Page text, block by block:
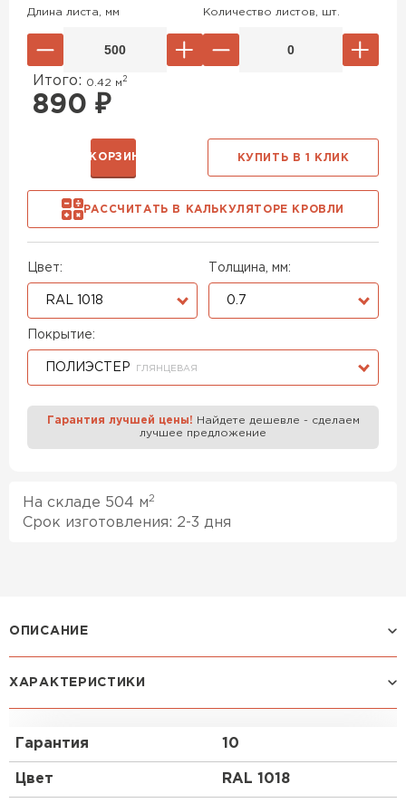
Цвет:
RAL 1018
Толщина, мм:
0.7
Покрытие:
ПОЛИЭСТЕР ГЛЯНЦЕВАЯ
Длина листа, мм Количество листов, шт.
Итого: 0.42 м 2
890 ₽
РАССЧИТАТЬ В КАЛЬКУЛЯТОРЕ КРОВЛИ
В КОРЗИНУ КУПИТЬ В 1 КЛИК
Гарантия лучшей цены! Найдете дешевле - сделаем
лучшее предложение
На складе 504 м 2
Срок изготовления: 2-3 дня
ОПИСАНИЕ
Профиль Н-60:
наибольшей несущей способностью. Н-60
способен переносить очень высокие переменные
и постоянные нагрузки. Устойчивость и
стабильность ему обеспечивает значительная
ХАРАКТЕРИСТИКИ
Гарантия 10
Цвет RAL 1018
Профилированный лист